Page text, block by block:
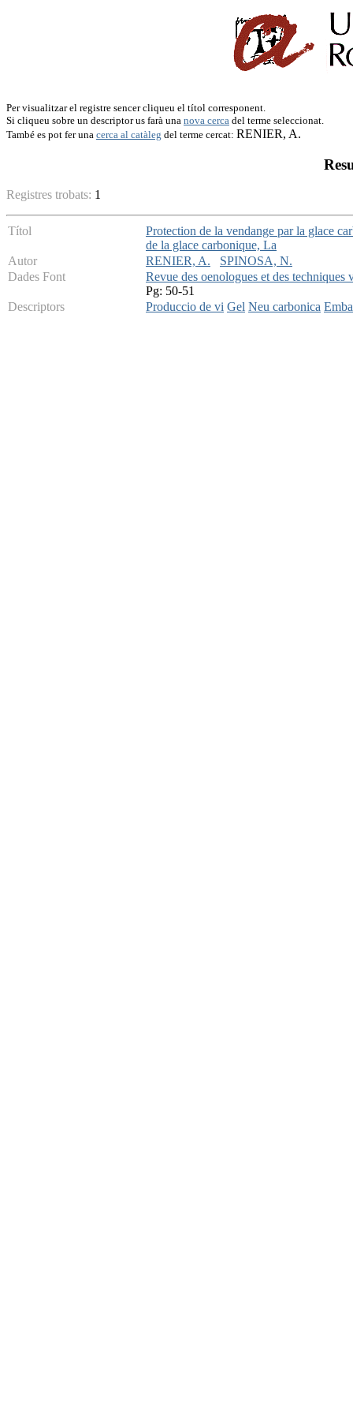
Per visualitzar el registre sencer cliqueu el títol corresponent.
Si cliqueu sobre un descriptor us farà una nova cerca del terme seleccionat.
També es pot fer una cerca al catàleg del terme cercat: RENIER, A.
Registres trobats: 1
Títol
Protection de la vendange par la glace
de la glace carbonique, La
Autor
RENIER, A.
SPINOSA, N.
Dades Font
Revue des oenologues et des
Pg: 50-51
Descriptors
Produccio de vi Gel Neu carbonica